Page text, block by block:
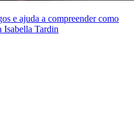
e ajuda a compreender como
Isabella Tardin